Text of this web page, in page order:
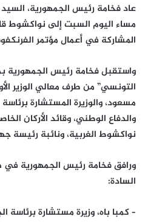
عاد فخامة رئيس الجمهورية،
مساء اليوم السبت إلى نواكشوط
المشاركة في أعمال مؤتمر
واستقبل فخامة رئيس الجمهورية
التونسي” من طرف معالي الوزير
مسعود، والوزيرة المستشارة
والدفاع الوطني، وقائد الأركان
نواكشوط الغربية، ونائبة رئيسة
ورافق فخامة رئيس الجمهورية
السادة:
– كمبا باه، وزيرة مستشارة برئاسة